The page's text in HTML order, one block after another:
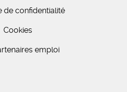
de confidentialité
Cookies
emploi